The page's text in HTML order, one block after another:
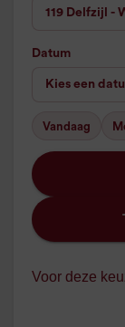
Datum
Vandaag
Voor deze